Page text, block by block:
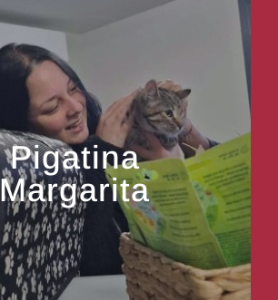
Pigatina
Margarita